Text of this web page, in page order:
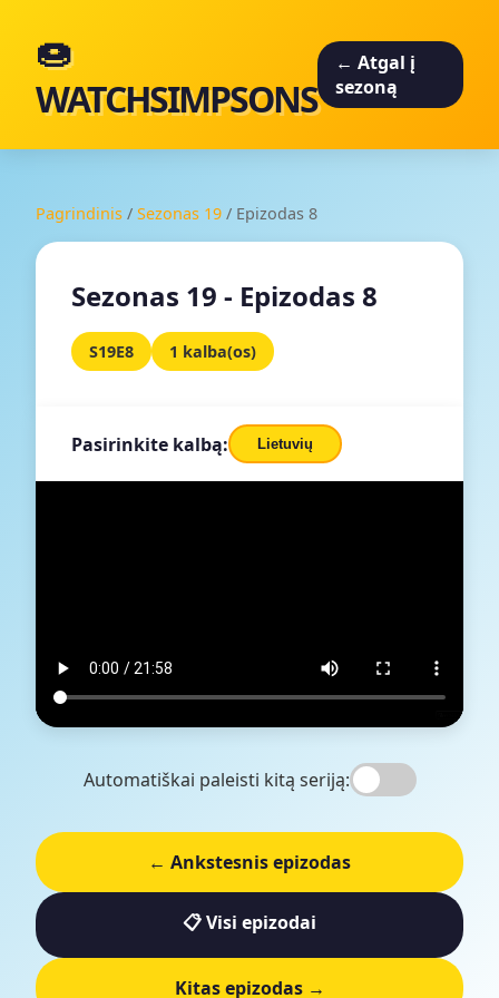
🍩
WATCHSIMPSONS
← Atgal į
sezoną
Pagrindinis / Sezonas 19 / Epizodas 8
Sezonas 19 - Epizodas 8
S19E8 1 kalba(os)
Pasirinkite kalbą: Lietuvių
Automatiškai paleisti kitą seriją:
← Ankstesnis epizodas
📋 Visi epizodai
Kitas epizodas →